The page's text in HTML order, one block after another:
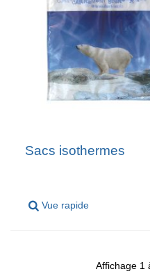
sacs isothermes
Vue rapide
Affichage 1